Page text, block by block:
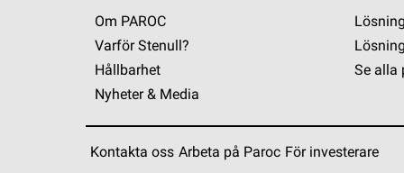
Om PAROC
Varför Stenull?
Hållbarhet
Nyheter & Media
Se alla
Kontakta oss Arbeta på Paroc För investerare